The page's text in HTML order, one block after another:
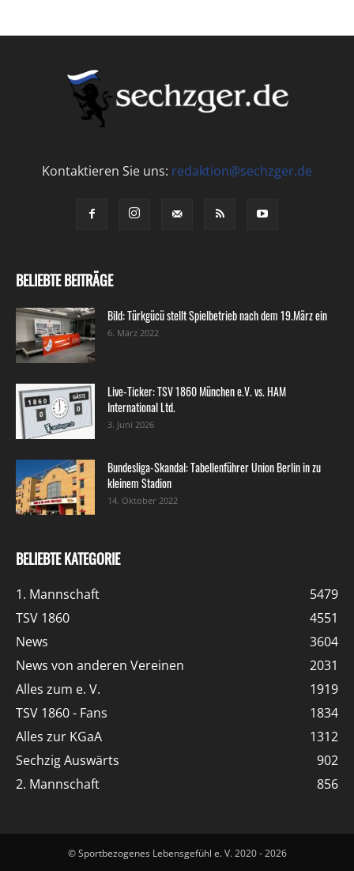
Kontaktieren Sie uns: redaktion@sechzger.de
BELIEBTE BEITRÄGE
Bild: Türkgücü stellt Spielbetrieb nach dem 19.März ein
6. März 2022
Live-Ticker: TSV 1860 München e.V. vs. HAM
International Ltd.
3. Juni 2026
Bundesliga-Skandal: Tabellenführer Union Berlin in zu
kleinem Stadion
14. Oktober 2022
BELIEBTE KATEGORIE
1. Mannschaft
5479
TSV 1860
4551
News
3604
News von anderen Vereinen
2031
Alles zum e. V.
1919
TSV 1860 - Fans
1834
Alles zur KGaA
1312
Sechzig Auswärts
902
2. Mannschaft
856
© Sportbezogenes Lebensgefühl e. V. 2020 - 2026